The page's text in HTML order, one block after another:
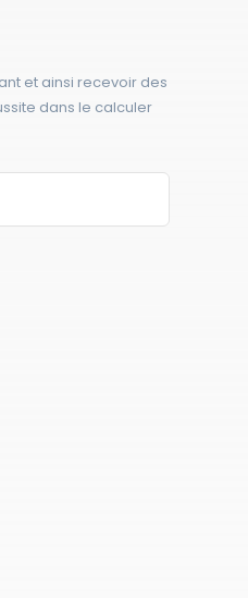
et ainsi recevoir des
dans le calculer